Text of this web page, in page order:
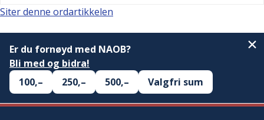
Siter denne ordartikkelen
Er du fornøyd med NAOB?
Bli med og bidra!
100,–
250,– 500,– Valgfri sum